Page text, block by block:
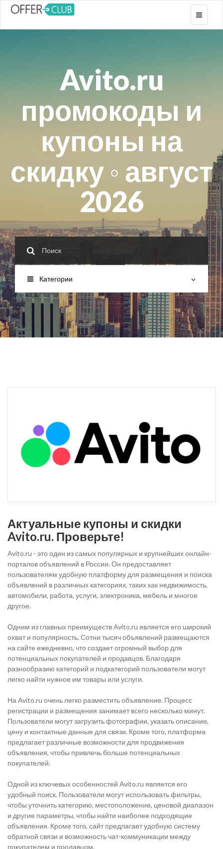
Toggle
Avito.ru
промокоды и
купоны на
скидку ◦ август
2026
Категории
Актуальные купоны и скидки
Avito.ru. Проверьте!
Avito.ru - это один из самых популярных и крупнейших онлайн-
порталов объявлений в России. Он предоставляет
пользователям удобную платформу для размещения и поиска
объявлений в различных категориях, таких как недвижимость,
автомобили, работа, услуги, электроника, мебель и многое
другое.
Одним из главных преимуществ Avito.ru является его широкий
охват и популярность. Сотни тысяч объявлений размещаются
на сайте ежедневно, что создает огромный выбор для
потенциальных покупателей и продавцов. Благодаря
разнообразию категорий и подкатегорий пользователи могут
легко найти нужное им товары или услуги.
На Avito.ru очень легко разместить объявление. Процесс
регистрации и размещения занимает всего несколько минут.
Пользователи могут загрузить фотографии, указать описание,
цену и контактные данные для связи. Кроме того, платформа
предлагает различные возможности для продвижения
объявления, чтобы привлечь больше потенциальных
покупателей.
Одной из ключевых особенностей Avito.ru является его
удобный поиск. Пользователи могут использовать фильтры,
чтобы уточнить категорию, местоположение, ценовой диапазон
и другие параметры, чтобы найти наиболее подходящие
объявления. Кроме того, сайт предлагает удобную систему
обратной связи и возможность чат-коммуникации между
покупателем и продавцом.